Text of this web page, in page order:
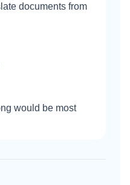
documents from
would be most